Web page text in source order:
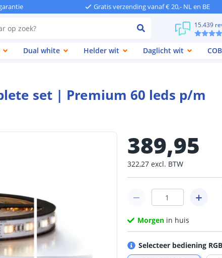
Gratis verzending vanaf € 20,- NL en BE
15.439
Dual white Helder wit Daglicht wit COB
set | Premium 60 leds p/m
389,95
322,27 excl. BTW
Morgen in huis
Selecteer bediening